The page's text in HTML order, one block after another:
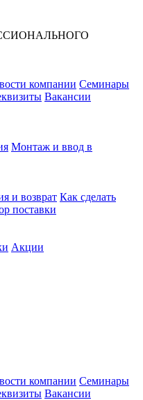
компании Семинары
Вакансии
Монтаж и ввод в
и возврат Как сделать
поставки
Акции
компании Семинары
Вакансии